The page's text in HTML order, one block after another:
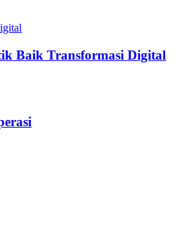
Baik Transformasi Digital